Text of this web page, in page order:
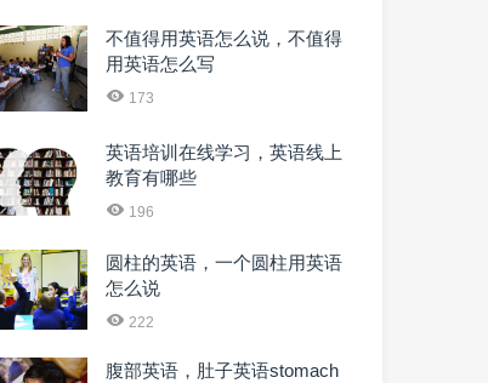
不值得用英语怎么说，不值得
用英语怎么写
173
英语培训在线学习，英语线上
教育有哪些
196
圆柱的英语，一个圆柱用英语
怎么说
222
腹部英语，肚子英语stomach